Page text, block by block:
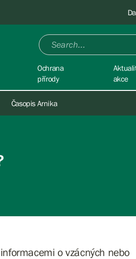
Časopis Arnika
Ochrana
přírody
akce
o vzácných nebo